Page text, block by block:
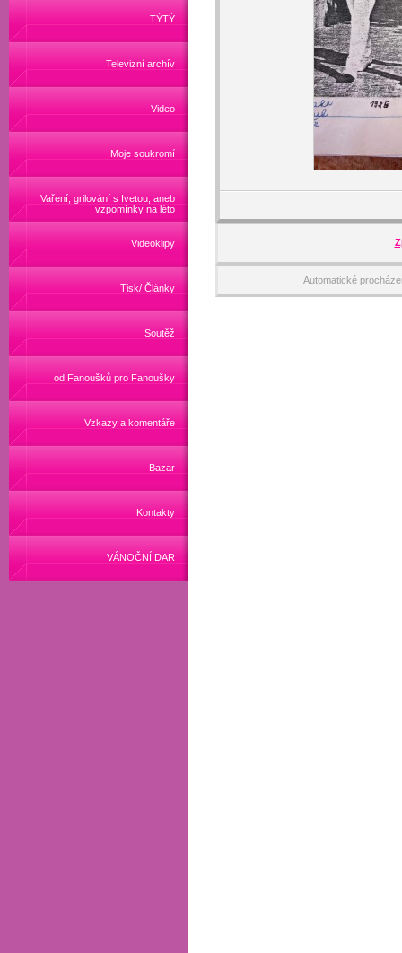
TÝTÝ
Televizní archív
Video
Moje soukromí
Vaření, grilování s Ivetou, aneb
vzpomínky na léto
Videoklipy
Tisk/ Články
Soutěž
od Fanoušků pro Fanoušky
Vzkazy a komentáře
Bazar
Kontakty
VÁNOČNÍ DAR
Automatické